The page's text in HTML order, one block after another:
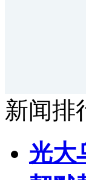
新闻排
光大